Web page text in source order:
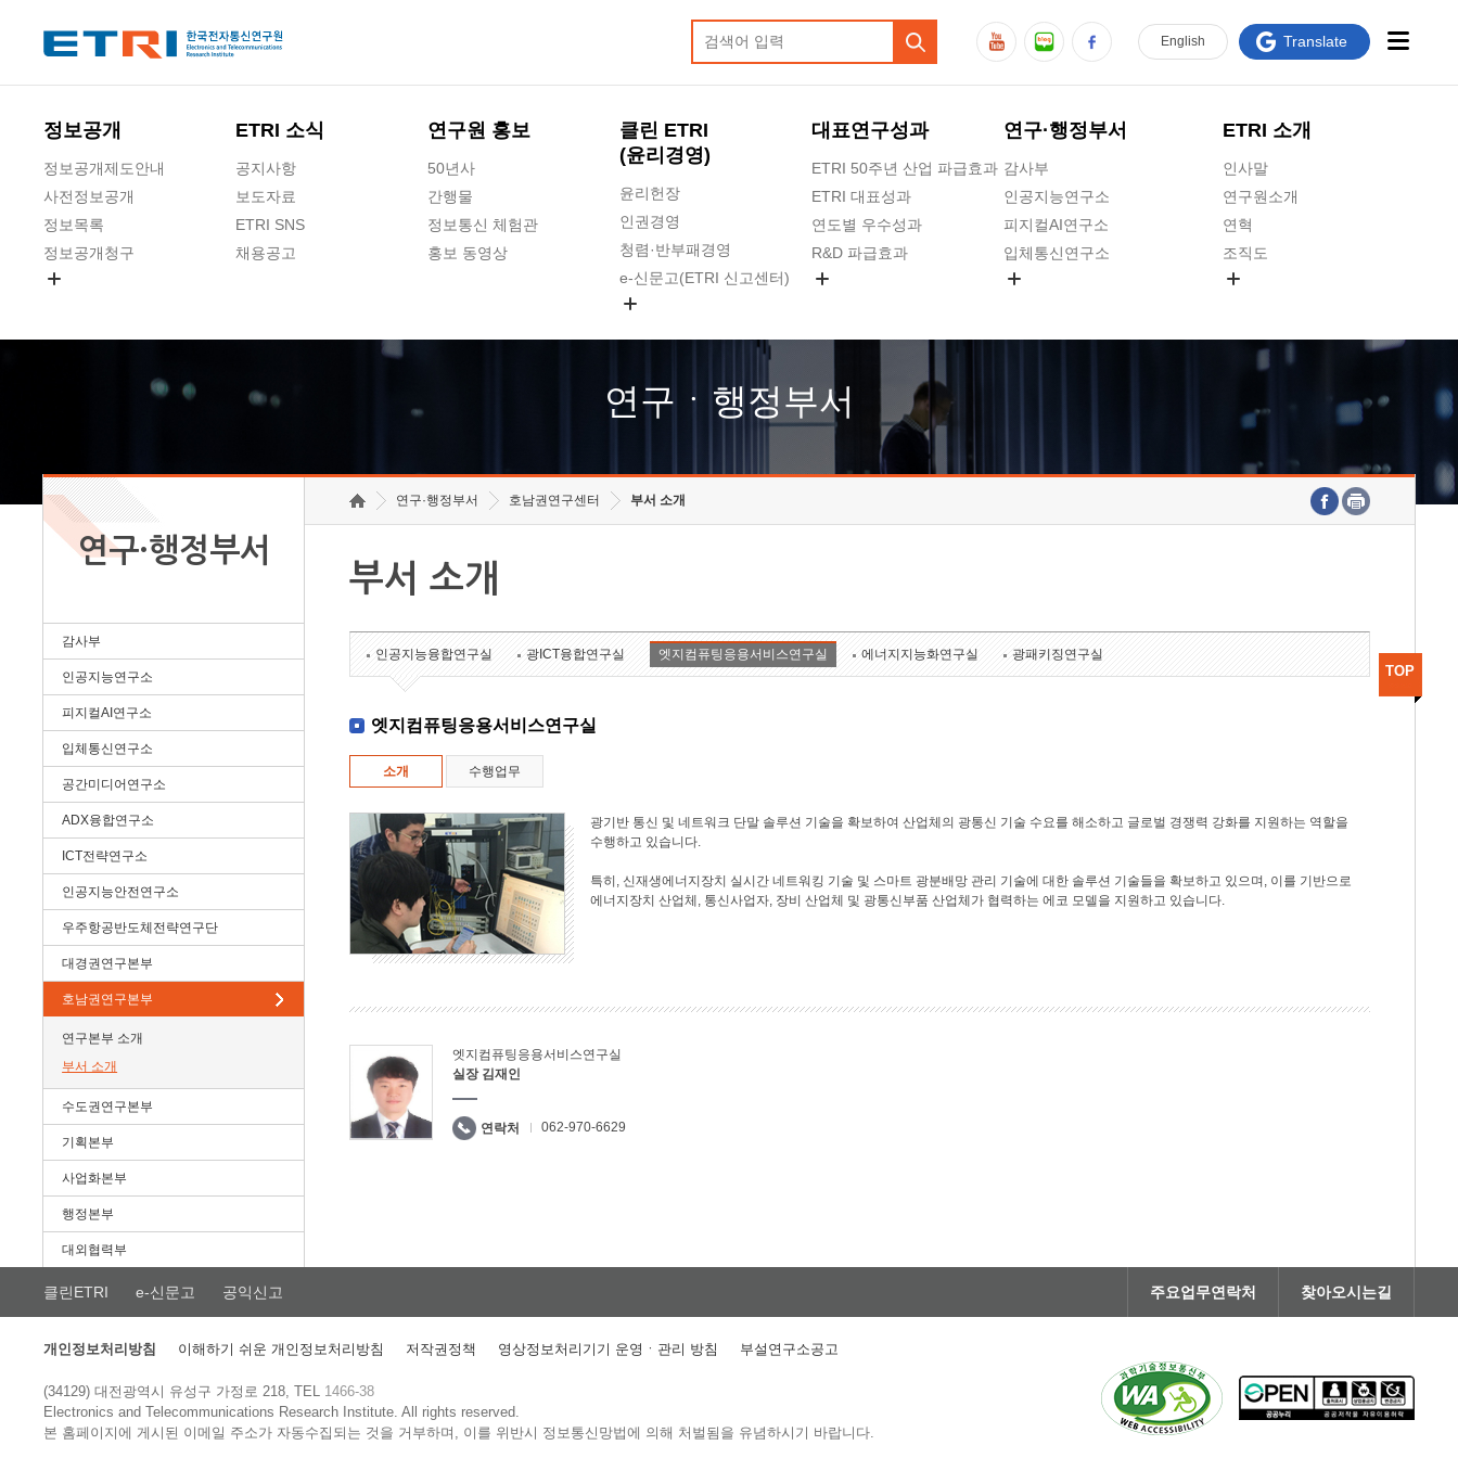
정보공개
정보공개제도안내
사전정보공개
정보목록
정보공개청구
ETRI 소식
공지사항
보도자료
ETRI SNS
채용공고
연구원 홍보
50년사
간행물
정보통신 체험관
홍보 동영상
클린 ETRI
(윤리경영)
윤리헌장
인권경영
청렴·반부패경영
e-신문고(ETRI 신고센터)
고객의소리
수의계약 현황
대표연구성과
ETRI 50주년 산업 파급효과
ETRI 대표성과
연도별 우수성과
R&D 파급효과
연구·행정부서
감사부
인공지능연구소
피지컬AI연구소
입체통신연구소
호남권연구본부
기획본부
ETRI 소개
인사말
연구원소개
연혁
조직도
연구원 고객헌장
주요업무연락처
English Translate
연구ㆍ행정부서
연구·행정부서
감사부
인공지능연구소
피지컬AI연구소
입체통신연구소
공간미디어연구소
ADX융합연구소
ICT전략연구소
인공지능안전연구소
우주항공반도체전략연구단
대경권연구본부
호남권연구본부
연구본부 소개
부서 소개
수도권연구본부
기획본부
사업화본부
행정본부
대외협력부
연구·행정부서 호남권연구센터 부서 소개
부서 소개
인공지능융합연구실 광ICT융합연구실 엣지컴퓨팅응용서비스연구실 에너지지능화연구실 광패키징연구실
엣지컴퓨팅응용서비스연구실
소개 수행업무
광기반 통신 및 네트워크 단말 솔루션 기술을 확보하여 산업체의 광통신 기술 수요를 해소하고 글로벌 경쟁력 강화를 지원하는 역할을
수행하고 있습니다.
특히, 신재생에너지장치 실시간 네트워킹 기술 및 스마트 광분배망 관리 기술에 대한 솔루션 기술들을 확보하고 있으며, 이를 기반으로
에너지장치 산업체, 통신사업자, 장비 산업체 및 광통신부품 산업체가 협력하는 에코 모델을 지원하고 있습니다.
엣지컴퓨팅응용서비스연구실
실장 김재인
연락처 062-970-6629
TOP
클린ETRI e-신문고 공익신고 주요업무연락처 찾아오시는길
개인정보처리방침 이해하기 쉬운 개인정보처리방침 저작권정책 영상정보처리기기 운영ㆍ관리 방침 부설연구소공고
(34129) 대전광역시 유성구 가정로 218, TEL 1466-38
Electronics and Telecommunications Research Institute.All rights reserved.
본 홈페이지에 게시된 이메일 주소가 자동수집되는 것을 거부하며, 이를 위반시 정보통신망법에 의해 처벌됨을 유념하시기 바랍니다.